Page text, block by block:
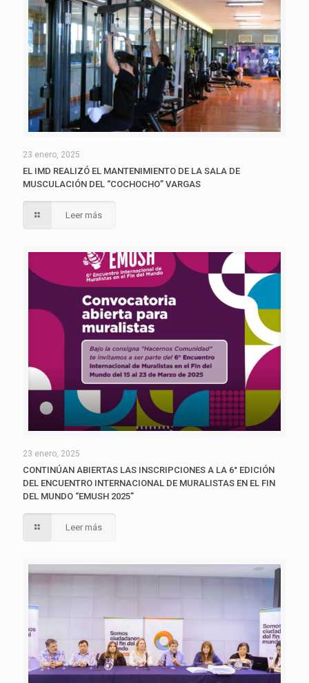
23 enero, 2025
EL IMD REALIZÓ EL MANTENIMIENTO DE LA SALA DE
MUSCULACIÓN DEL “COCHOCHO” VARGAS
Leer más
23 enero, 2025
CONTINÚAN ABIERTAS LAS INSCRIPCIONES A LA 6° EDICIÓN
DEL ENCUENTRO INTERNACIONAL DE MURALISTAS EN EL FIN
DEL MUNDO “EMUSH 2025”
Leer más